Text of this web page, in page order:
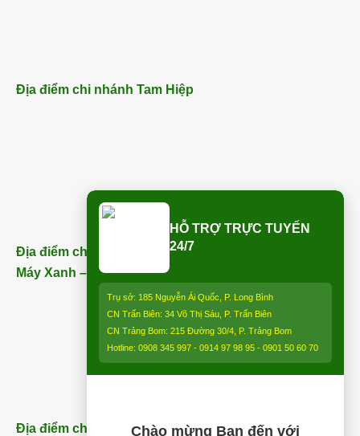
Địa điểm chi nhánh Tam Hiệp
Địa điểm chi nhánh Trảng Bom (ngay bên cạnh Điện
Máy Xanh – Trảng Bom) – ĐT:
Địa điểm chi nhánh Nhơn Trạch (Gần Thăng Long
HỖ TRỢ TRỰC TUYẾN
24/7
Trụ sở: 185 Nguyễn Ái Quốc, P. Long Bình
CN Trấn Biên: 34 Võ Thị Sáu, P. Trấn Biên
CN Trảng Bom: 215 Đường 30/4, P. Trảng Bom
Hotline: 0908 345 997 - 0914 97 98 95 - 0901 50 60 70
Chào mừng Bạn đến với